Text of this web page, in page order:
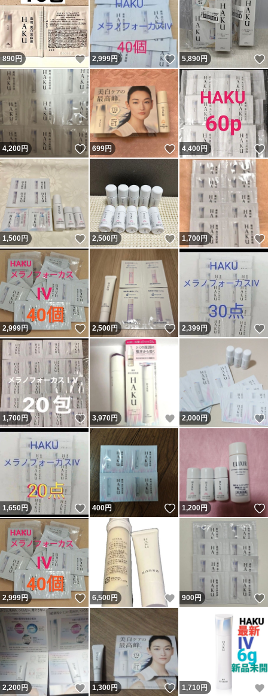
890円 いいね！
2,999円 いいね！
5,890円
4,200円 いいね！
699円 いいね！
4,400円
1,500円 いいね！
2,500円 いいね！
1,700円
2,999円 いいね！
2,500円 いいね！
2,399円
1,700円 いいね！
3,970円 いいね！
2,000円
1,650円 いいね！
400円 いいね！
1,200円
2,999円 いいね！
6,500円 いいね！
900円
2,200円 いいね！
1,300円 いいね！
1,710 円